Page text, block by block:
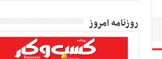
روزنامه امروز